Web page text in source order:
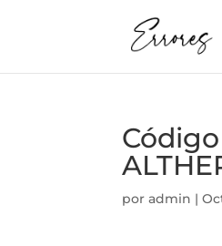
poradmin |